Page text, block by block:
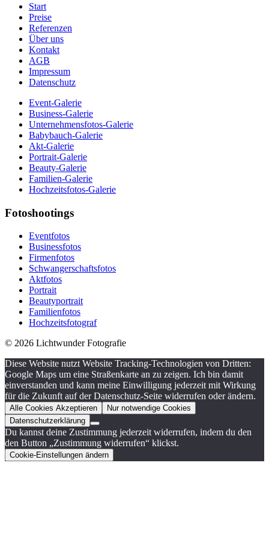
Start
Preise
Referenzen
Über uns
Kontakt
AGB
Impressum
Datenschutz
Event-Galerie
Business-Galerie
Unternehmensfotos-Galerie
Babybauch-Galerie
Akt-Galerie
Portrait-Galerie
Beauty-Galerie
Familien-Galerie
Hochzeitsfotos-Galerie
Fotoshootings
Eventfotos
Businessfotos
Firmenfotos
Schwangerschaftsfotos
Aktfotos
Portrait
Beautyportrait
Familienfotos
Hochzeitsfotograf
© 2026 Lichtwunder Fotografie
Diese Website nutzt Website Tracking-Technologien von Dritten:
Google Maps um eine Straßenkarte an zu zeigen. Ich bin damit
einverstanden und kann meine Einwilligung jederzeit mit Wirkung
für die Zukunft auf der Datenschutz-Seite widerrufen oder ändern.
Alle Cookies Akzeptieren
Nur notwendige Cookies
Datenschutzerklärung
Du kannst deine Zustimmung jederzeit widerrufen, indem du den
den Button „Zustimmung widerrufen“ klickst.
Cookie-Einstellungen ändern